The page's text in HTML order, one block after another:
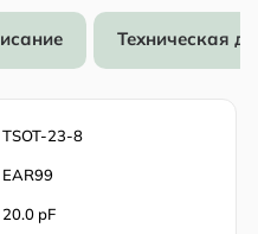
Техническая
TSOT-23-8
EAR99
20.0 pF